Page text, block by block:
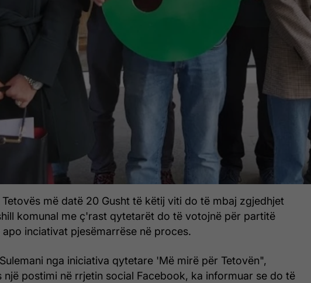
më datë 20 Gusht të këtij viti do të mbaj zgjedhjet
komunal me ç'rast qytetarët do të votojnë për partitë
inciativat pjesëmarrëse në proces.
nga iniciativa qytetare 'Më mirë për Tetovën",
një postimi në rrjetin social Facebook, ka informuar se do të